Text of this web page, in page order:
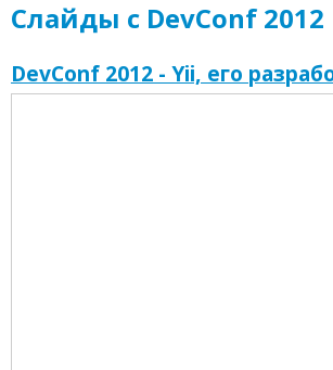
Слайды с DevConf 2012
DevConf 2012 - Yii, его